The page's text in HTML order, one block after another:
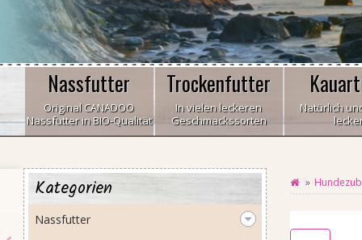
Nassfutter
Original CANADOO
Nassfutter in BIO-Qualität
Trockenfutter
In vielen leckeren
Geschmackssorten
Natürlich
Kategorien
Nassfutter